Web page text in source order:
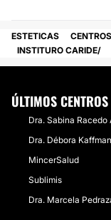
ESTETICAS CENTROS
INSTITURO CARIDE
ÚLTIMOS
Dra. Sabina Racedo
Dra. Débora Kaffman
MincerSalud
Sublimis
Dra. Marcela